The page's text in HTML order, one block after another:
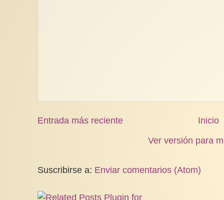
Entrada más reciente
Inicio
Ver versión para
Suscribirse a: Enviar comentarios (Atom)